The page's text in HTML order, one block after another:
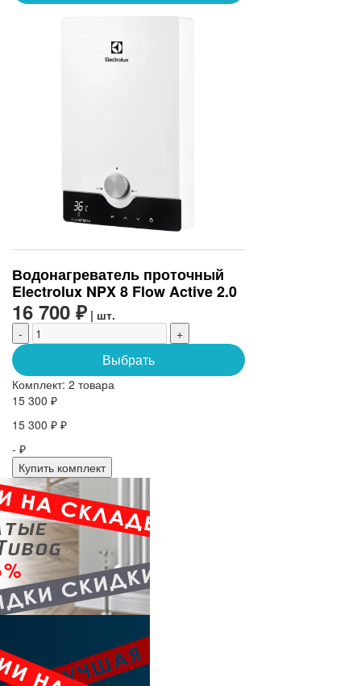
Водонагреватель проточный
Electrolux NPX 8 Flow Active 2.0
16 700 ₽ | шт.
-
+
Выбрать
Комплект: 2 товара
15 300 ₽
15 300 ₽ ₽
- ₽
Купить комплект